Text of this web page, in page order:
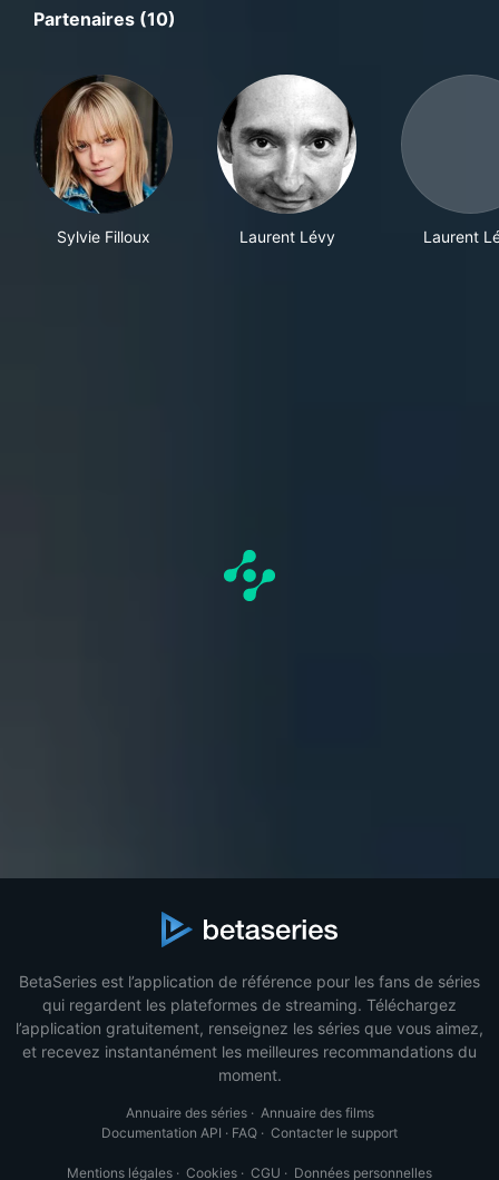
Partenaires (10)
Sylvie Filloux Laurent Lévy Laurent
BetaSeries est l’application de référence pour les fans de séries
qui regardent les plateformes de streaming. Téléchargez
l’application gratuitement, renseignez les séries que vous aimez,
et recevez instantanément les meilleures recommandations du
moment.
Annuaire des séries· Annuaire des films
Documentation API · FAQ · Contacter le support
Mentions légales · Cookies · CGU · Données personnelles